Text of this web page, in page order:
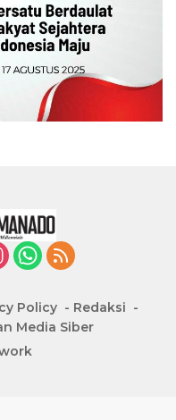
Policy
Redaksi
Media Siber